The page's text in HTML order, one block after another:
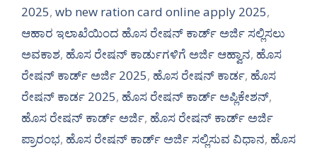
2025, wb new ration card online apply 2025,
ಆಹಾರ ಇಲಾಖೆಯಿಂದ ಹೊಸ ರೇಷನ್ ಕಾರ್ಡ್ ಅರ್ಜಿ ಸಲ್ಲಿಸಲು
ಅವಕಾಶ, ಹೊಸ ರೇಷನ್ ಕಾರ್ಡುಗಳಿಗೆ ಅರ್ಜಿ ಆಹ್ವಾನ, ಹೊಸ
ರೇಷನ್ ಕಾರ್ಡ್ ಅರ್ಜಿ 2025, ಹೊಸ ರೇಷನ್ ಕಾರ್ಡ, ಹೊಸ
ರೇಷನ್ ಕಾರ್ಡ 2025, ಹೊಸ ರೇಷನ್ ಕಾರ್ಡ್ ಅಪ್ಲಿಕೇಶನ್,
ಹೊಸ ರೇಷನ್ ಕಾರ್ಡ್ ಅರ್ಜಿ, ಹೊಸ ರೇಷನ್ ಕಾರ್ಡ್ ಅರ್ಜಿ
ಪ್ರಾರಂಭ, ಹೊಸ ರೇಷನ್ ಕಾರ್ಡ್ ಅರ್ಜಿ ಸಲ್ಲಿಸುವ ವಿಧಾನ, ಹೊಸ